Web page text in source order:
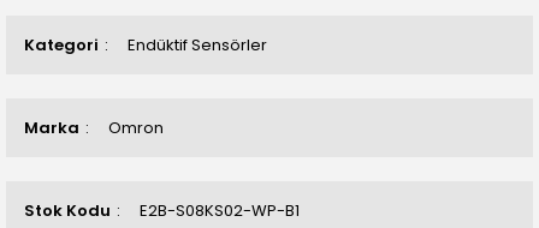
Kategori Endüktif Sensörler
Marka Omron
Stok Kodu E2B-S08KS02-WP-B1